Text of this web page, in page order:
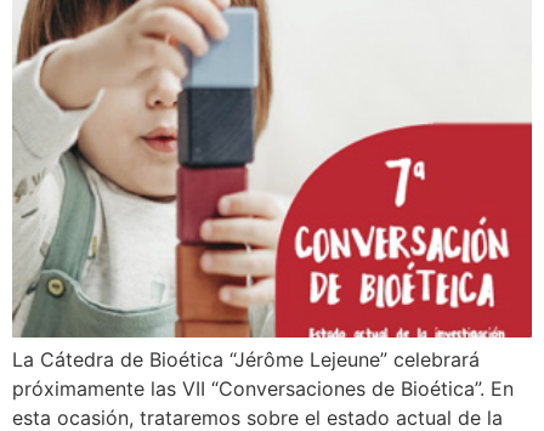
La Cátedra de Bioética “Jérôme Lejeune” celebrará
próximamente las VII “Conversaciones de Bioética”. En
esta ocasión, trataremos sobre el estado actual de la